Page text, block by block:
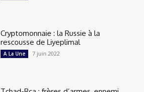
Cryptomonnaie : la Russie à la
rescousse de Liyeplimal
A La Une 7 juin 2022